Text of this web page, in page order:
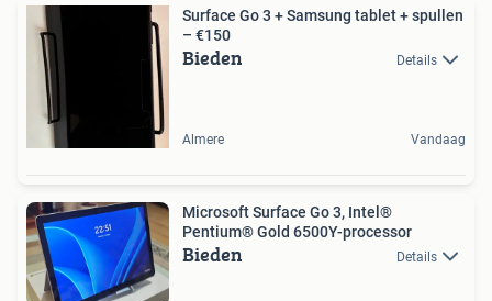
Surface Go 3 + Samsung tablet + spullen
– €150
Bieden Details
Almere Vandaag
Microsoft Surface Go 3, Intel®
Pentium® Gold 6500Y-processor
Bieden Details